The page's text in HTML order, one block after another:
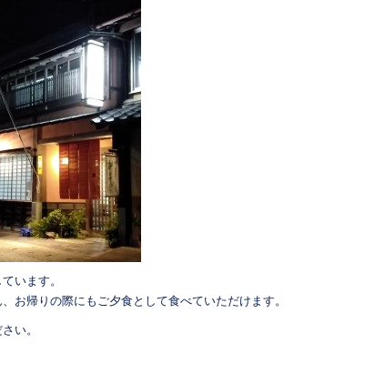
います。
お帰りの際にもご夕食として食べていただけます。
い。